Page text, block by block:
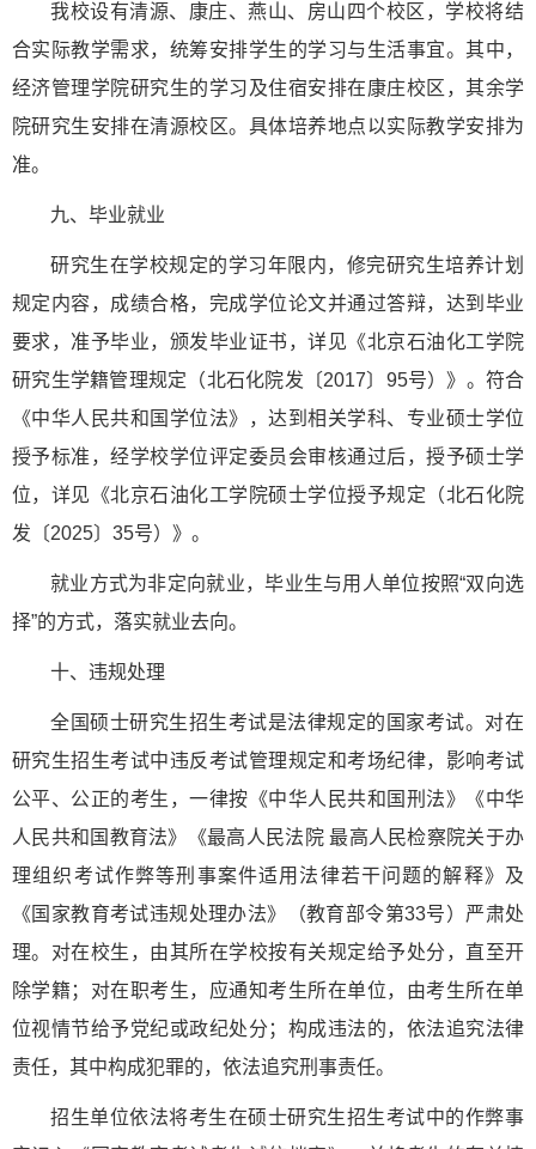
我校设有清源、康庄、燕山、房山四个校区，学校将结
合实际教学需求，统筹安排学生的学习与生活事宜。其中，
经济管理学院研究生的学习及住宿安排在康庄校区，其余学
院研究生安排在清源校区。具体培养地点以实际教学安排为
准。
九、毕业就业
研究生在学校规定的学习年限内，修完研究生培养计划
规定内容，成绩合格，完成学位论文并通过答辩，达到毕业
要求，准予毕业，颁发毕业证书，详见《北京石油化工学院
研究生学籍管理规定（北石化院发〔2017〕95号）》。符合
《中华人民共和国学位法》，达到相关学科、专业硕士学位
授予标准，经学校学位评定委员会审核通过后，授予硕士学
位，详见《北京石油化工学院硕士学位授予规定（北石化院
发〔2025〕35号）》。
就业方式为非定向就业，毕业生与用人单位按照“双向选
择”的方式，落实就业去向。
十、违规处理
全国硕士研究生招生考试是法律规定的国家考试。对在
研究生招生考试中违反考试管理规定和考场纪律，影响考试
公平、公正的考生，一律按《中华人民共和国刑法》《中华
人民共和国教育法》《最高人民法院 最高人民检察院关于办
理组织考试作弊等刑事案件适用法律若干问题的解释》及
《国家教育考试违规处理办法》（教育部令第33号）严肃处
理。对在校生，由其所在学校按有关规定给予处分，直至开
除学籍；对在职考生，应通知考生所在单位，由考生所在单
位视情节给予党纪或政纪处分；构成违法的，依法追究法律
责任，其中构成犯罪的，依法追究刑事责任。
招生单位依法将考生在硕士研究生招生考试中的作弊事